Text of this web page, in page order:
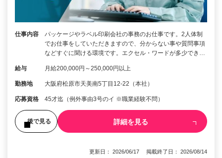
仕事内容
パッケージやラベル印刷会社の事務のお仕事です。2人体制
でお仕事をしていただきますので、分からない事や質問事項
などすぐに聞ける環境です。エクセル・ワードが多少でき…
給与 月給200,000円～250,000円以上
勤務地 大阪府松原市天美南5丁目12-22（本社）
応募資格 45才迄（例外事由3号のイ ※職業経験不問）
後で見る 詳細を見る
更新日： 2026/06/17 掲載終了日： 2026/08/14